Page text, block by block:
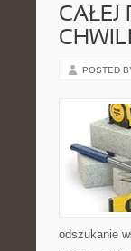
CAŁEJ
POSTED
odszukanie